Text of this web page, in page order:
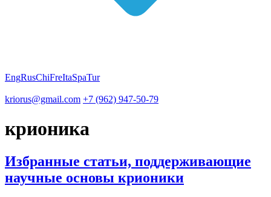
EngRusChiFreItaSpaTur
kriorus@gmail.com +7 (962) 947-50-79
крионика
Избранные статьи, поддерживающие
научные основы крионики